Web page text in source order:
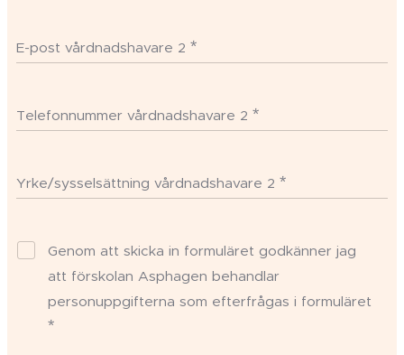
E-post vårdnadshavare 2
Telefonnummer vårdnadshavare 2
Yrke/sysselsättning vårdnadshavare 2
Genom att skicka in formuläret godkänner jag
att förskolan Asphagen behandlar
personuppgifterna som efterfrågas i formuläret